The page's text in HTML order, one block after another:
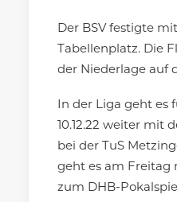
Der BSV festigte
Tabellenplatz. Die
der Niederlage auf
In der Liga geht es
10.12.22 weiter mit
bei der TuS
geht es am Freitag
zum DHB-